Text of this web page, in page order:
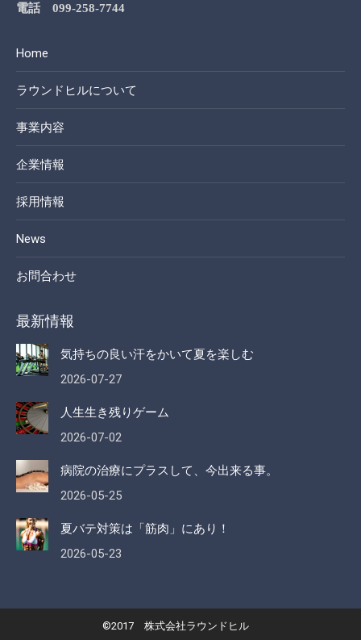
電話 099-258-7744
Home
ラウンドヒルについて
事業内容
企業情報
採用情報
News
お問合わせ
最新情報
気持ちの良い汗をかいて夏を楽しむ
2026-07-27
人生生き残りゲーム
2026-07-02
病院の治療にプラスして、今出来る事。
2026-05-25
夏バテ対策は「筋肉」にあり！
2026-05-23
©2017 株式会社ラウンドヒル